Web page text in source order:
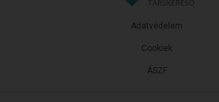
ÁSZF
Adatvédelem
Cookiek